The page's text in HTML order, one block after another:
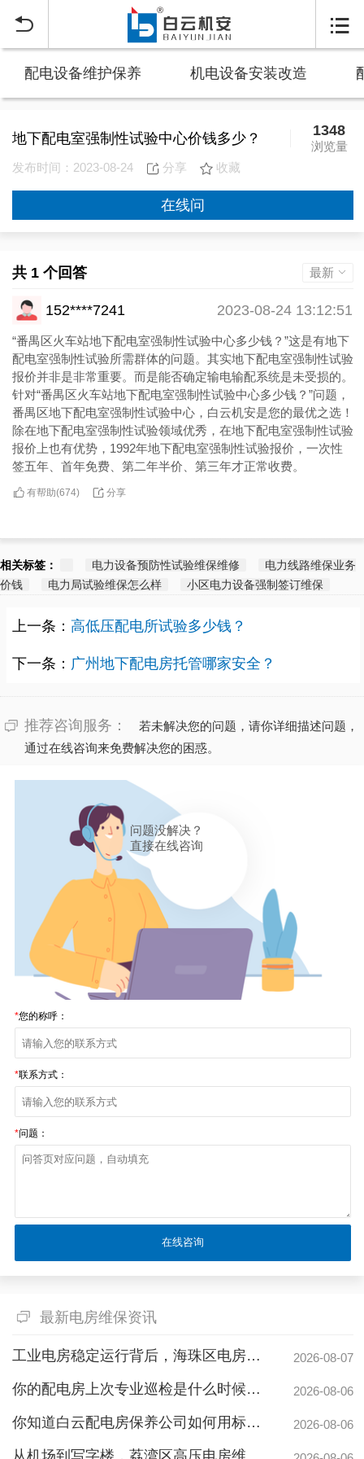
 
配电设备维护保养 机电设备安装改造
地下配电室强制性试验中心价钱多少？ 1348
浏览量
发布时间：2023-08-24
分享 收藏
在线问
共 1 个回答 最新
152****7241 2023-08-24 13:12:51
“番禺区火车站地下配电室强制性试验中心多少钱？”这是有地下
配电室强制性试验所需群体的问题。其实地下配电室强制性试验
报价并非是非常重要。而是能否确定输电输配系统是未受损的。
针对“番禺区火车站地下配电室强制性试验中心多少钱？”问题，
番禺区地下配电室强制性试验中心，白云机安是您的最优之选！
除在地下配电室强制性试验领域优秀，在地下配电室强制性试验
报价上也有优势，1992年地下配电室强制性试验报价，一次性
签五年、首年免费、第二年半价、第三年才正常收费。
有帮助(674) 分享
相关标签： 电力设备预防性试验维保维修
电力线路维保业务
价钱
电力局试验维保怎么样 小区电力设备强制签订维保
上一条： 高低压配电所试验多少钱？
下一条： 广州地下配电房托管哪家安全？
推荐咨询服务：
若未解决您的问题，请你详细描述问题，
通过在线咨询来免费解决您的困惑。
问题没解决？
直接在线咨询
*您的称呼：
*联系方式：
*问题：
最新电房维保资讯
工业电房稳定运行背后，海珠区电房维护公司如何守护写字楼与工厂用电安全 2026-08-07
你的配电房上次专业巡检是什么时候？白云配电房巡检公司告诉你定期检测有多重要 2026-08-06
你知道白云配电房保养公司如何用标准化流程守护企业电力安全吗？ 2026-08-06
广州配电房维保案例|防备重伤事故